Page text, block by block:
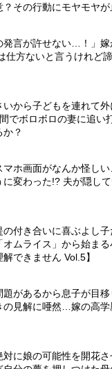
？その行動にモヤモヤ
発言が許せない…！」
仕方ないと言うけれど
いから子どもを連れて
でボロボロの妻に追
か？
マホ画面がなんか怪し
に変わった!? 夫が隠し
の付き合いに喜ぶよし
オムライス」から始ま
できません Vol.5】
題があるから息子が目
の見解に唖然…嫁の高学
対に娘の可能性を開花